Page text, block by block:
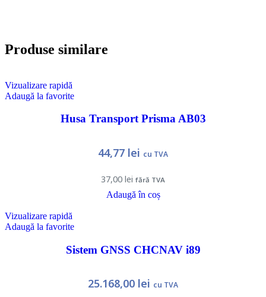
Produse similare
Vizualizare rapidă
Adaugă la favorite
Husa Transport Prisma AB03
37,00 lei fără TVA
44,77 lei cu TVA
Adaugă în coș
Vizualizare rapidă
Adaugă la favorite
Sistem GNSS CHCNAV i89
25.168,00 lei cu TVA